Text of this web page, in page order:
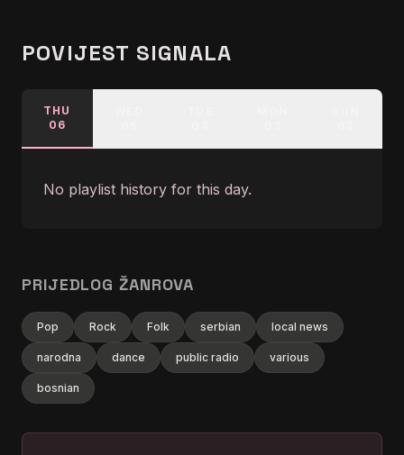
POVIJEST SIGNALA
THU
06
No playlist history for this day.
PRIJEDLOG ŽANROVA
Pop Rock Folk serbian local news
narodna dance public radio various
bosnian